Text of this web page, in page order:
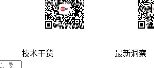
技术干货 最新洞察